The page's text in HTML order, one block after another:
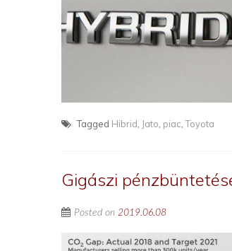
Tagged Hibrid Jato piac ,Toyota
Gigászi
Posted on 2019.06.08